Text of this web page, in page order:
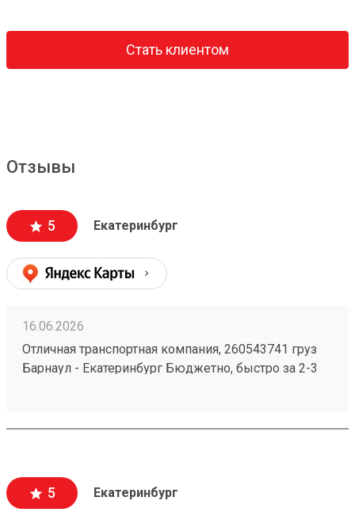
Стать клиентом
Отзывы
5 Екатеринбург
16.06.2026
Отличная транспортная компания, 260543741 груз
Барнаул - Екатеринбург Бюджетно, быстро за 2-3
плохого и неприятного момента не могу вспомнить.
5 Екатеринбург